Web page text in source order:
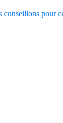
conseillons pour